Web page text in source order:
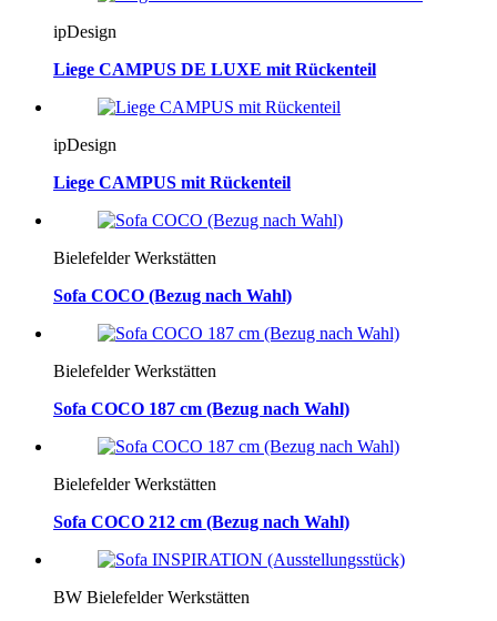
ipDesign
Liege CAMPUS DE LUXE mit Rückenteil
ipDesign
Liege CAMPUS mit Rückenteil
Bielefelder Werkstätten
Sofa COCO (Bezug nach Wahl)
Bielefelder Werkstätten
Sofa COCO 187 cm (Bezug nach Wahl)
Bielefelder Werkstätten
Sofa COCO 212 cm (Bezug nach Wahl)
BW Bielefelder Werkstätten